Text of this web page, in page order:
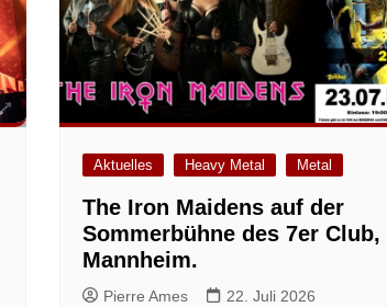
Aktuelles Heavy Metal Metal
The Iron Maidens auf der
Sommerbühne des 7er Club,
Mannheim.
Pierre Ames 22. Juli 2026